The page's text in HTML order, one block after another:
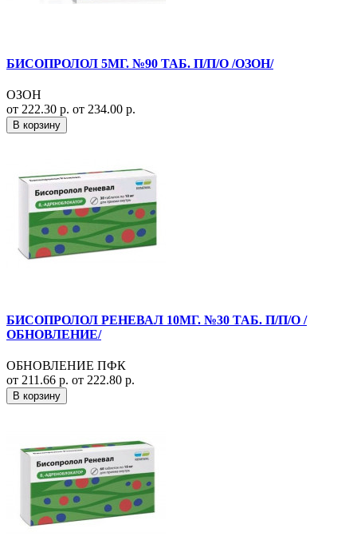
БИСОПРОЛОЛ 5МГ. №90 ТАБ. П/П/О /ОЗОН/
ОЗОН
от 222.30 р. от 234.00 р.
В корзину
БИСОПРОЛОЛ РЕНЕВАЛ 10МГ. №30 ТАБ. П/П/О /
ОБНОВЛЕНИЕ/
ОБНОВЛЕНИЕ ПФК
от 211.66 р. от 222.80 р.
В корзину